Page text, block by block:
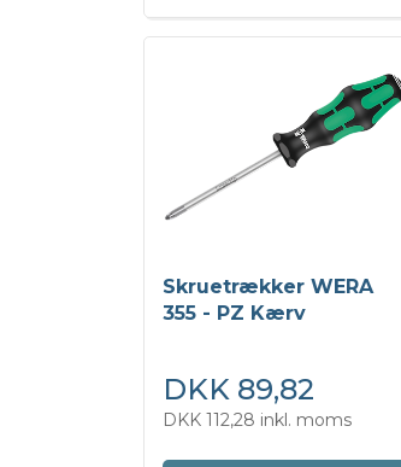
Skruetrækker WERA
355 - PZ Kærv
DKK 89,82
DKK 112,28 inkl. moms